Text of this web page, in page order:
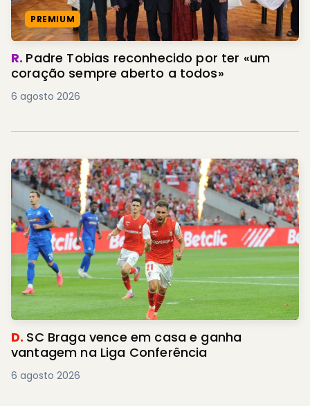
PREMIUM
R. Padre Tobias reconhecido por ter «um
coração sempre aberto a todos»
6 agosto 2026
D. SC Braga vence em casa e ganha
vantagem na Liga Conferência
6 agosto 2026